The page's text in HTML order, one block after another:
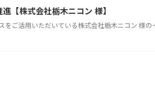
【株式会社栃木ニコン 様】
ご活用いただいている株式会社栃木ニコン 様